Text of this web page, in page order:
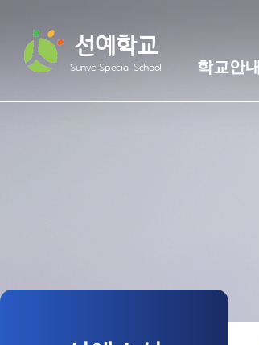
선예학교
Sunye Special School 학교안내